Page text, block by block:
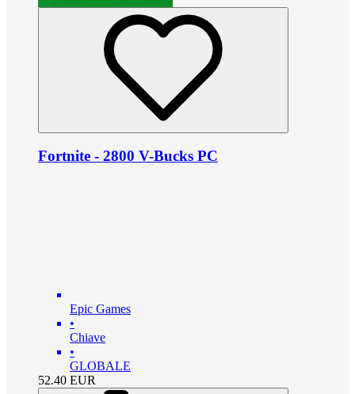
Fortnite - 2800 V-Bucks PC
Epic Games
•
Chiave
•
GLOBALE
52.40 EUR